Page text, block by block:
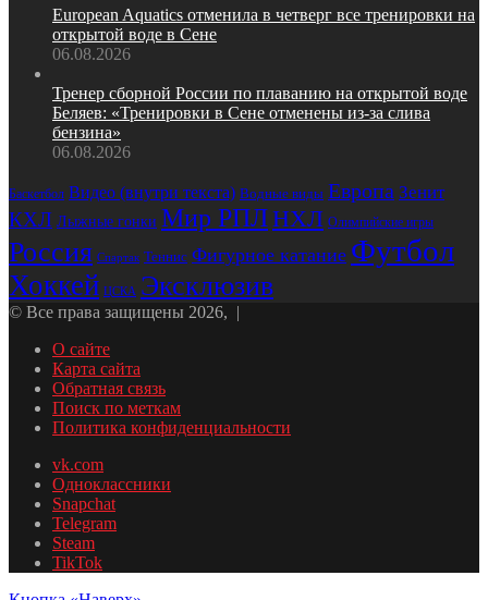
European Aquatics отменила в четверг все тренировки на
открытой воде в Сене
06.08.2026
Тренер сборной России по плаванию на открытой воде
Беляев: «Тренировки в Сене отменены из‑за слива
бензина»
06.08.2026
Баскетбол Видео (внутри текста) Водные виды Европа Зенит
КХЛ Лыжные гонки Мир РПЛНХЛ Олимпийские игры
Россия Спартак Теннис Фигурное катание Футбол
Хоккей ЦСКА Эксклюзив
© Все права защищены 2026, |
О сайте
Карта сайта
Обратная связь
Поиск по меткам
Политика конфиденциальности
vk.com
Одноклассники
Snapchat
Telegram
Steam
TikTok